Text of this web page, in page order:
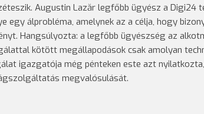
Augustin Lazăr legfőbb ügyész a Digi24
egy álprobléma, amelynek az a célja, hogy
Hangsúlyozta: a legfőbb ügyészség az
kötött megállapodások csak amolyan
igazgatója még pénteken este azt
megvalósulását.